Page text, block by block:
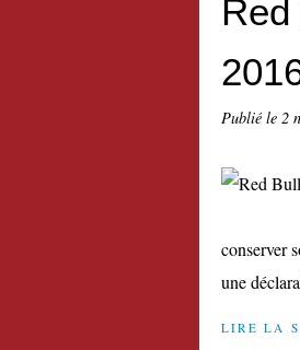
Publié le 2
conserver
une
LIRE LA